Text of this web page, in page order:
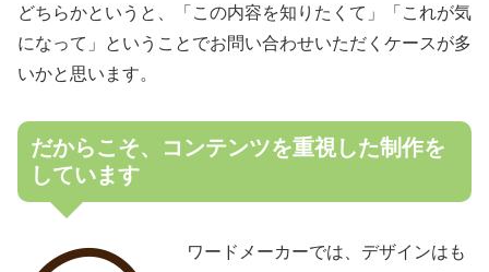
どちらかというと、「この内容を知りたくて」「これが気
になって」ということでお問い合わせいただくケースが多
いかと思います。
だからこそ、コンテンツを重視した制作を
しています
ワードメーカーでは、デザインはも